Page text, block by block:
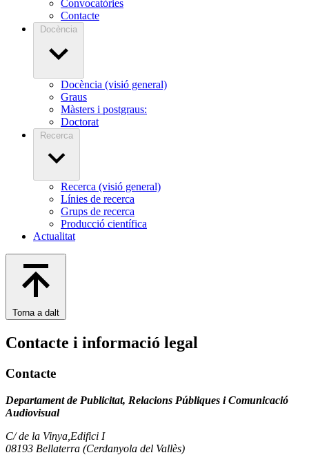
Convocatòries
Contacte
Docència
Docència (visió general)
Graus
Màsters i postgraus:
Doctorat
Recerca
Recerca (visió general)
Línies de recerca
Grups de recerca
Producció científica
Actualitat
Torna a dalt
Contacte i informació legal
Contacte
Departament de Publicitat, Relacions Públiques i Comunicació
Audiovisual
C/ de la Vinya,Edifici I
08193 Bellaterra (Cerdanyola del Vallès)